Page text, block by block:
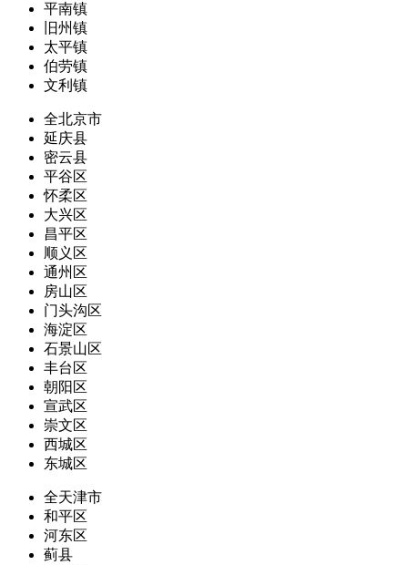
平南镇
旧州镇
太平镇
伯劳镇
文利镇
全北京市
延庆县
密云县
平谷区
怀柔区
大兴区
昌平区
顺义区
通州区
房山区
门头沟区
海淀区
石景山区
丰台区
朝阳区
宣武区
崇文区
西城区
东城区
全天津市
和平区
河东区
蓟县